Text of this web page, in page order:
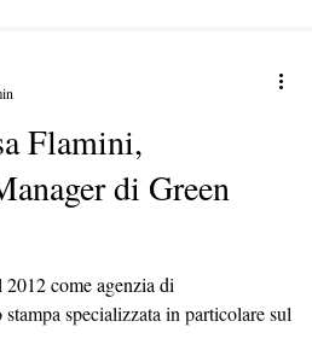
Flamini,
di Green
come agenzia di
specializzata in particolare sul